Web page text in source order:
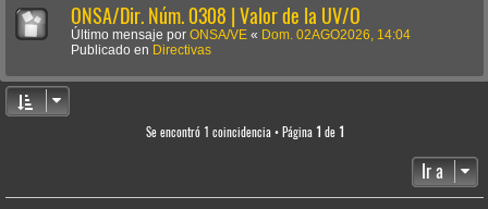
ONSA/Dir. Núm. 0308 | Valor de la UV/O
Último mensaje por ONSA/VE « Dom. 02AGO2026, 14:04
Publicado en Directivas
Se encontró 1 coincidencia • Página 1 de 1
Ir a